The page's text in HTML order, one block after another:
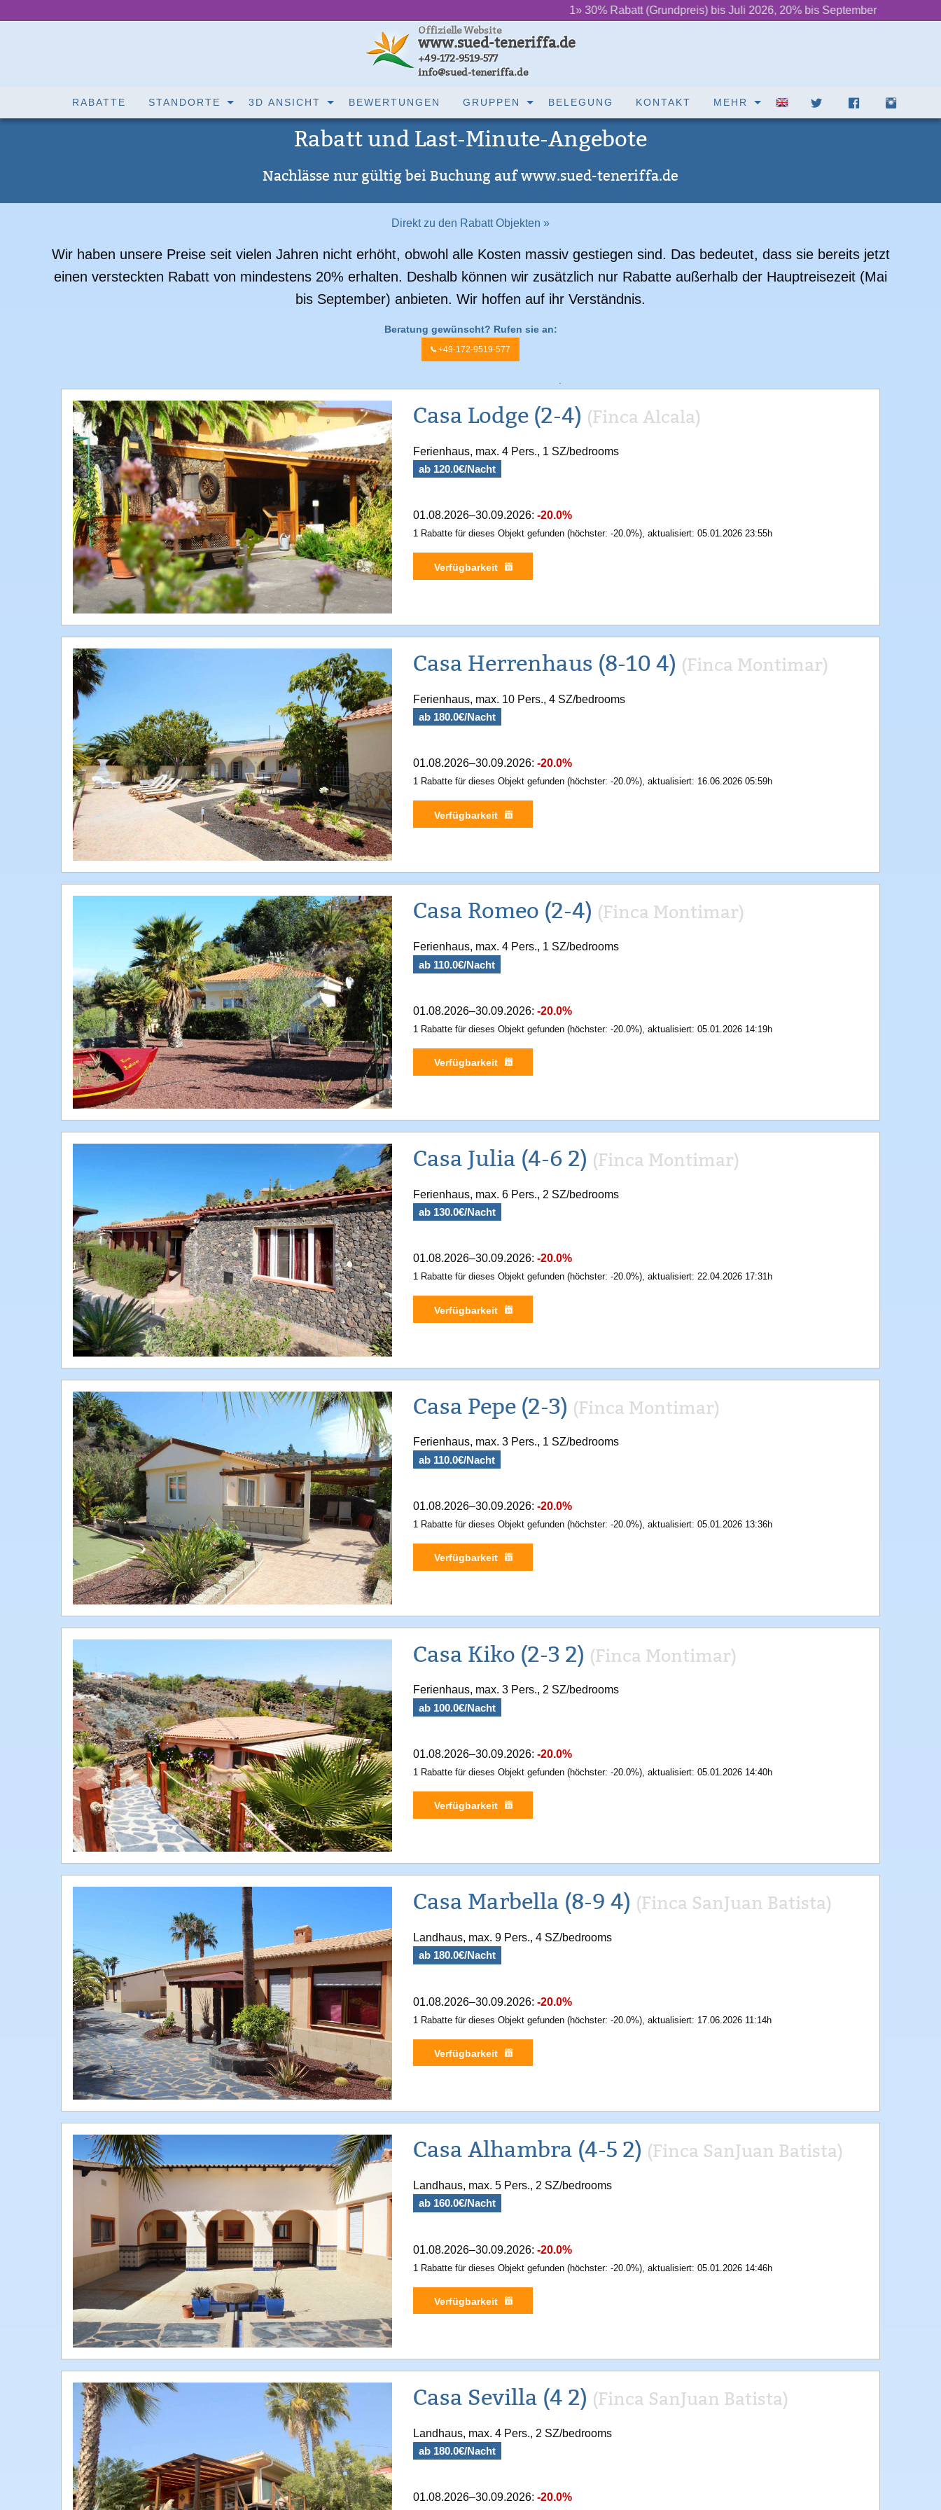
1» 30% Rabatt (Grundpreis) bis Juli 2026, 20% bis September‌ ‌ ‌ ‌ ‌ ‌ ++ ‌ ‌ ‌ ‌ ‌ ‌2» Das
Offizielle Website
www.sued-teneriffa.de
+49-172-9519-577
info@sued-teneriffa.de
RABATTE STANDORTE 3D ANSICHT BEWERTUNGEN GRUPPEN BELEGUNG KONTAKT MEHR ENGLISH
Rabatt und Last-Minute-Angebote
Nachlässe nur gültig bei Buchung auf www.sued-teneriffa.de
Direkt zu den Rabatt Objekten »
Wir haben unsere Preise seit vielen Jahren nicht erhöht, obwohl alle Kosten massiv gestiegen sind. Das bedeutet, dass sie bereits jetzt
einen versteckten Rabatt von mindestens 20% erhalten. Deshalb können wir zusätzlich nur Rabatte außerhalb der Hauptreisezeit (Mai
bis September) anbieten. Wir hoffen auf ihr Verständnis.
Beratung gewünscht? Rufen sie an:
+49-172-9519-577
Casa Lodge (2-4) (Finca Alcala)
Ferienhaus, max. 4 Pers., 1 SZ/bedrooms
ab 120.0€/Nacht
01.08.2026–30.09.2026: -20.0%
1 Rabatte für dieses Objekt gefunden (höchster: -20.0%), aktualisiert: 05.01.2026 23:55h
Verfügbarkeit
Casa Herrenhaus (8-10 4) (Finca Montimar)
Ferienhaus, max. 10 Pers., 4 SZ/bedrooms
ab 180.0€/Nacht
01.08.2026–30.09.2026: -20.0%
1 Rabatte für dieses Objekt gefunden (höchster: -20.0%), aktualisiert: 16.06.2026 05:59h
Verfügbarkeit
Casa Romeo (2-4) (Finca Montimar)
Ferienhaus, max. 4 Pers., 1 SZ/bedrooms
ab 110.0€/Nacht
01.08.2026–30.09.2026: -20.0%
1 Rabatte für dieses Objekt gefunden (höchster: -20.0%), aktualisiert: 05.01.2026 14:19h
Verfügbarkeit
Casa Julia (4-6 2) (Finca Montimar)
Ferienhaus, max. 6 Pers., 2 SZ/bedrooms
ab 130.0€/Nacht
01.08.2026–30.09.2026: -20.0%
1 Rabatte für dieses Objekt gefunden (höchster: -20.0%), aktualisiert: 22.04.2026 17:31h
Verfügbarkeit
Casa Pepe (2-3) (Finca Montimar)
Ferienhaus, max. 3 Pers., 1 SZ/bedrooms
ab 110.0€/Nacht
01.08.2026–30.09.2026: -20.0%
1 Rabatte für dieses Objekt gefunden (höchster: -20.0%), aktualisiert: 05.01.2026 13:36h
Verfügbarkeit
Casa Kiko (2-3 2) (Finca Montimar)
Ferienhaus, max. 3 Pers., 2 SZ/bedrooms
ab 100.0€/Nacht
01.08.2026–30.09.2026: -20.0%
1 Rabatte für dieses Objekt gefunden (höchster: -20.0%), aktualisiert: 05.01.2026 14:40h
Verfügbarkeit
Casa Marbella (8-9 4) (Finca SanJuan Batista)
Landhaus, max. 9 Pers., 4 SZ/bedrooms
ab 180.0€/Nacht
01.08.2026–30.09.2026: -20.0%
1 Rabatte für dieses Objekt gefunden (höchster: -20.0%), aktualisiert: 17.06.2026 11:14h
Verfügbarkeit
Casa Alhambra (4-5 2) (Finca SanJuan Batista)
Landhaus, max. 5 Pers., 2 SZ/bedrooms
ab 160.0€/Nacht
01.08.2026–30.09.2026: -20.0%
1 Rabatte für dieses Objekt gefunden (höchster: -20.0%), aktualisiert: 05.01.2026 14:46h
Verfügbarkeit
Casa Sevilla (4 2) (Finca SanJuan Batista)
Landhaus, max. 4 Pers., 2 SZ/bedrooms
ab 180.0€/Nacht
01.08.2026–30.09.2026: -20.0%